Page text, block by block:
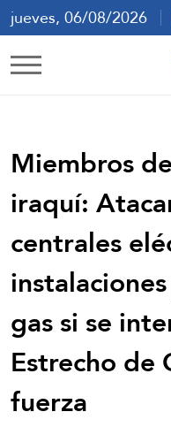
jueves, 06/08/2026
Miembros
iraquí:
centrales
gas si se
Estrecho de
fuerza